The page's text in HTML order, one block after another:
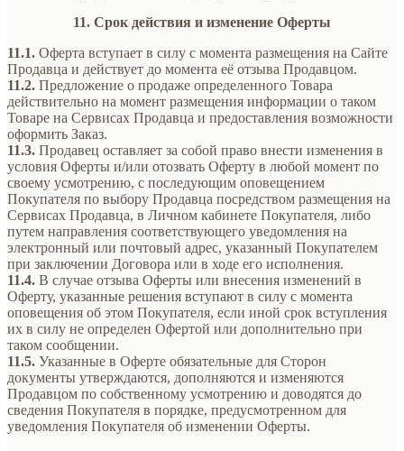
11. Срок действия и изменение Оферты
11.1. Оферта вступает в силу с момента размещения на Сайте
Продавца и действует до момента её отзыва Продавцом.
11.2. Предложение о продаже определенного Товара
действительно на момент размещения информации о таком
Товаре на Сервисах Продавца и предоставления возможности
оформить Заказ.
11.3. Продавец оставляет за собой право внести изменения в
условия Оферты и/или отозвать Оферту в любой момент по
своему усмотрению, с последующим оповещением
Покупателя по выбору Продавца посредством размещения на
Сервисах Продавца, в Личном кабинете Покупателя, либо
путем направления соответствующего уведомления на
электронный или почтовый адрес, указанный Покупателем
при заключении Договора или в ходе его исполнения.
11.4. В случае отзыва Оферты или внесения изменений в
Оферту, указанные решения вступают в силу с момента
оповещения об этом Покупателя, если иной срок вступления
их в силу не определен Офертой или дополнительно при
таком сообщении.
11.5. Указанные в Оферте обязательные для Сторон
документы утверждаются, дополняются и изменяются
Продавцом по собственному усмотрению и доводятся до
сведения Покупателя в порядке, предусмотренном для
уведомления Покупателя об изменении Оферты.